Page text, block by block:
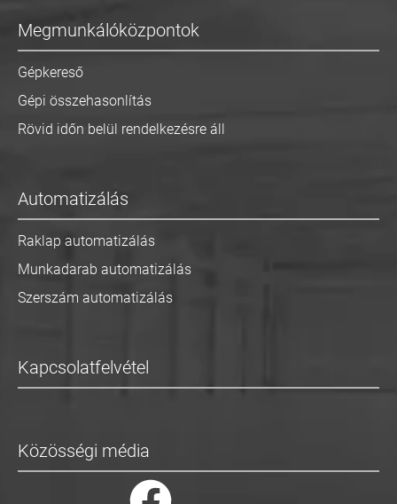
Megmunkálóközpontok
Gépkereső
Gépi összehasonlítás
Rövid időn belül rendelkezésre áll
Automatizálás
Raklap automatizálás
Munkadarab automatizálás
Szerszám automatizálás
Kapcsolatfelvétel
Közösségi média